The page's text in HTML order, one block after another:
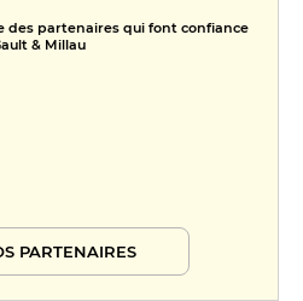
des partenaires qui font confiance
& Millau
PARTENAIRES